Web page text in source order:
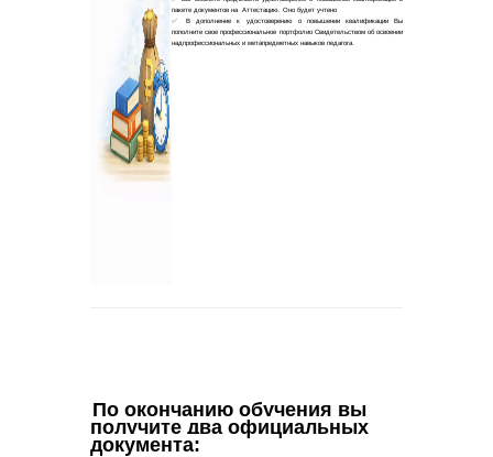
По окончанию обучения вы
получите два официальных
документа: